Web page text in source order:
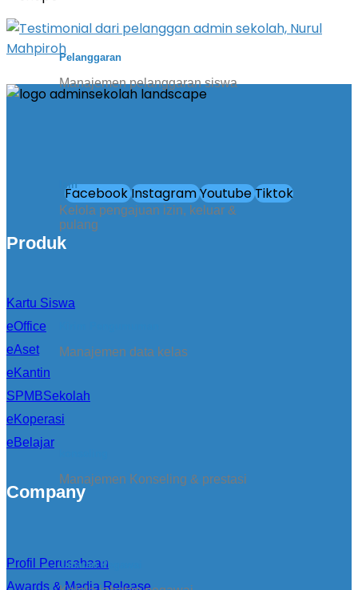
Pelanggaran
Manajemen pelanggaran siswa
Izin
Kelola pengajuan izin, keluar &
pulang
Manajemen data kelas
Manajemen Konseling & prestasi
Jabatan Pegawai
FacebookInstagramYoutubeTiktok
Produk
Kartu Siswa
eOffice
eAset
eKantin
SPMBSekolah
eKoperasi
eBelajar
Company
Profil Perusahaan
Awards & Media Release